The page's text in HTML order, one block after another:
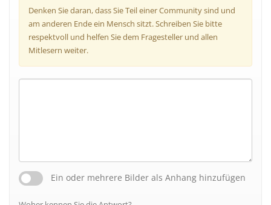
Denken Sie daran, dass Sie Teil einer Community sind und
am anderen Ende ein Mensch sitzt. Schreiben Sie bitte
respektvoll und helfen Sie dem Fragesteller und allen
Mitlesern weiter.
Ein oder mehrere Bilder als Anhang hinzufügen